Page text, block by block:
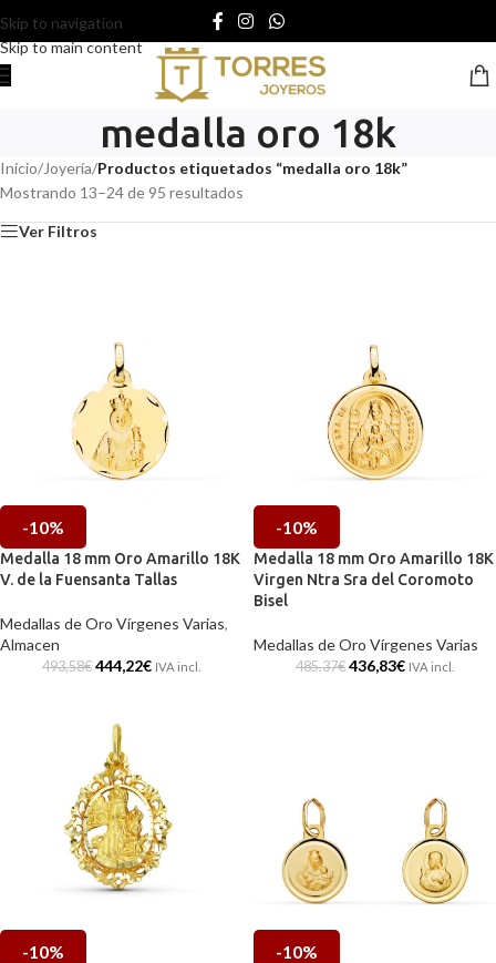
Skip to navigation
Skip to main content
medalla oro 18k
Inicio/Joyería/Productos etiquetados “medalla oro 18k”
Mostrando 13–24 de 95 resultados
Ver Filtros
-10%
Medalla 18 mm Oro Amarillo 18K
V. de la Fuensanta Tallas
Medallas de Oro Vírgenes Varias,
Almacen
493,58€ 444,22€ IVA incl.
-10%
Medalla 18 mm Oro Amarillo 18K
Virgen Ntra Sra del Coromoto
Bisel
Medallas de Oro Vírgenes Varias
485,37€ 436,83€ IVA incl.
-10% -10%